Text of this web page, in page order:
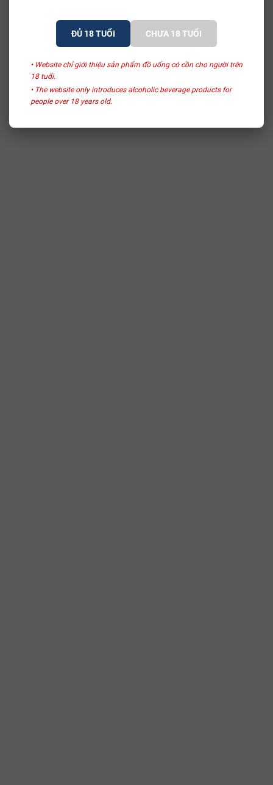
ĐỦ 18 TUỔI CHƯA 18 TUỔI
• Website chỉ giới thiệu sản phẩm đồ uống có cồn cho người trên
18 tuổi.
• The website only introduces alcoholic beverage products for
people over 18 years old.